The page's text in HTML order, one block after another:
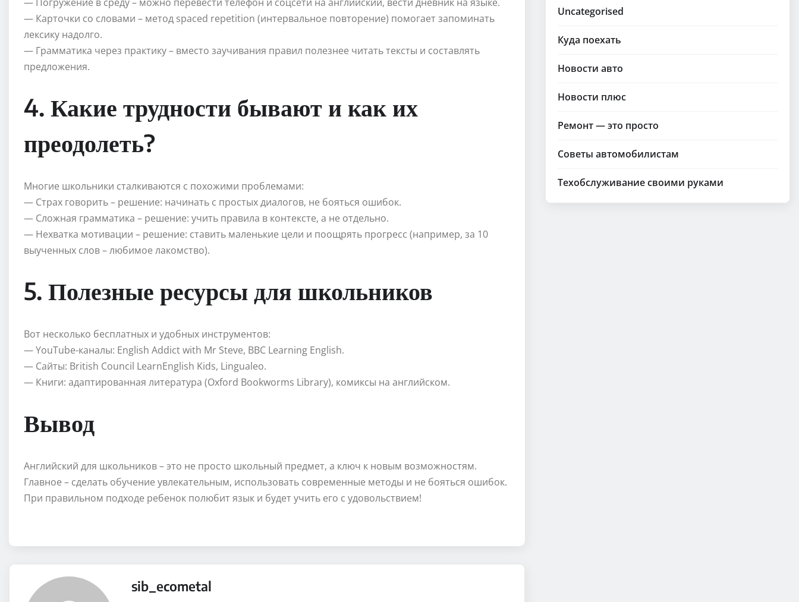
— Карточки со словами – метод spaced repetition (интервальное повторение) помогает запоминать
лексику надолго.
— Грамматика через практику – вместо заучивания правил полезнее читать тексты и составлять
предложения.
4. Какие трудности бывают и как их
преодолеть?
Многие школьники сталкиваются с похожими проблемами:
— Страх говорить – решение: начинать с простых диалогов, не бояться ошибок.
— Сложная грамматика – решение: учить правила в контексте, а не отдельно.
— Нехватка мотивации – решение: ставить маленькие цели и поощрять прогресс (например, за 10
выученных слов – любимое лакомство).
5. Полезные ресурсы для школьников
Вот несколько бесплатных и удобных инструментов:
— YouTube-каналы: English Addict with Mr Steve, BBC Learning English.
— Сайты: British Council LearnEnglish Kids, Lingualeo.
— Книги: адаптированная литература (Oxford Bookworms Library), комиксы на английском.
Вывод
Английский для школьников – это не просто школьный предмет, а ключ к новым возможностям.
Главное – сделать обучение увлекательным, использовать современные методы и не бояться ошибок.
При правильном подходе ребенок полюбит язык и будет учить его с удовольствием!
sib_ecometal
Uncategorised
Куда поехать
Новости авто
Новости плюс
Ремонт — это просто
Советы автомобилистам
Техобслуживание своими руками